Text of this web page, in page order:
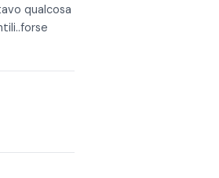
qualcosa